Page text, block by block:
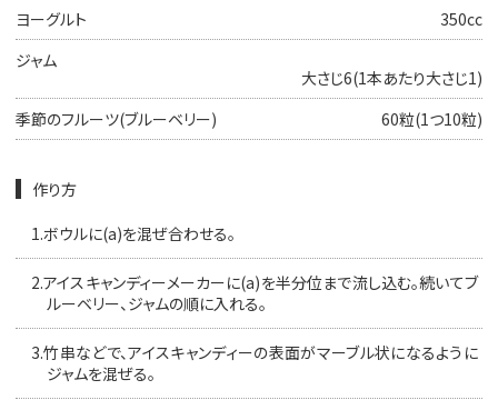
ヨーグルト
350cc
ジャム
大さじ6(1本あたり大さじ1)
季節のフルーツ(ブルーベリー)
60粒(1つ10粒)
作り方
1.ボウルに(a)を混ぜ合わせる。
2.アイスキャンディーメーカーに(a)を半分位まで流し込む。続いてブ
ルーベリー、ジャムの順に入れる。
3.竹串などで、アイスキャンディーの表面がマーブル状になるように
ジャムを混ぜる。